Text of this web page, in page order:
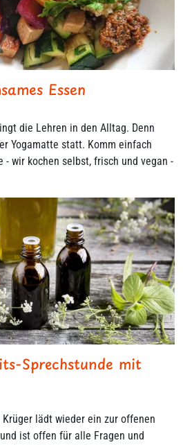
Essen
die Lehren in den Alltag. Denn
Yogamatte statt. Komm einfach
- wir kochen selbst, frisch und vegan -
Sprechstunde mit
lädt wieder ein zur offenen
ist offen für alle Fragen und